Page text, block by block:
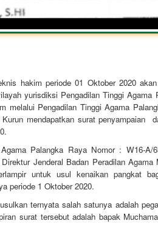
hakim periode 01 Oktober 2020
yurisdiksi Pengadilan Tinggi Agama
melalui Pengadilan Tinggi Agama
mendapatkan surat penyampaian
Palangka Raya Nomor : W16-A/
Jenderal Badan Peradilan Agama
untuk usul kenaikan pangkat
periode 1 Oktober 2020.
ternyata salah satunya adalah
surat tersebut adalah bapak